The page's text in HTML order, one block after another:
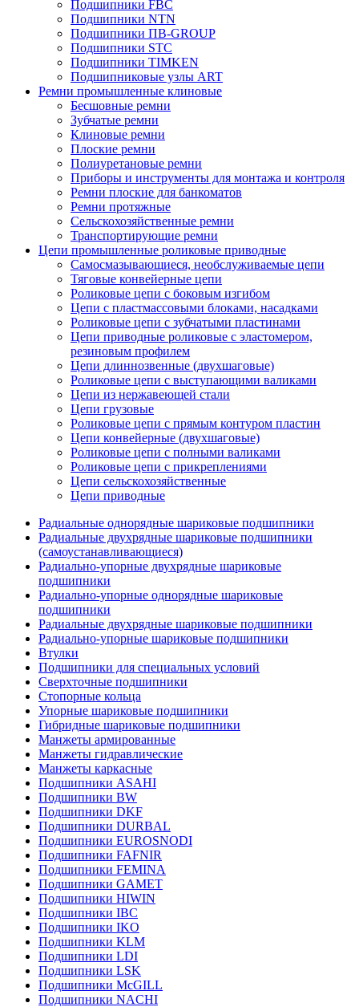
Подшипники FBC
Подшипники NTN
Подшипники ПВ-GROUP
Подшипники STC
Подшипники TIMKEN
Подшипниковые узлы ART
Ремни промышленные клиновые
Бесшовные ремни
Зубчатые ремни
Клиновые ремни
Плоские ремни
Полиуретановые ремни
Приборы и инструменты для монтажа и контроля
Ремни плоские для банкоматов
Ремни протяжные
Сельскохозяйственные ремни
Транспортирующие ремни
Цепи промышленные роликовые приводные
Самосмазывающиеся, необслуживаемые цепи
Тяговые конвейерные цепи
Роликовые цепи с боковым изгибом
Цепи с пластмассовыми блоками, насадками
Роликовые цепи с зубчатыми пластинами
Цепи приводные роликовые с эластомером,
резиновым профилем
Цепи длиннозвенные (двухшаговые)
Роликовые цепи с выступающими валиками
Цепи из нержавеющей стали
Цепи грузовые
Роликовые цепи с прямым контуром пластин
Цепи конвейерные (двухшаговые)
Роликовые цепи с полными валиками
Роликовые цепи с прикреплениями
Цепи сельскохозяйственные
Цепи приводные
Радиальные однорядные шариковые подшипники
Радиальные двухрядные шариковые подшипники
(самоустанавливающиеся)
Радиально-упорные двухрядные шариковые
подшипники
Радиально-упорные однорядные шариковые
подшипники
Радиальные двухрядные шариковые подшипники
Радиально-упорные шариковые подшипники
Втулки
Подшипники для специальных условий
Сверхточные подшипники
Стопорные кольца
Упорные шариковые подшипники
Гибридные шариковые подшипники
Манжеты армированные
Манжеты гидравлические
Манжеты каркасные
Подшипники ASAHI
Подшипники BW
Подшипники DKF
Подшипники DURBAL
Подшипники EUROSNODI
Подшипники FAFNIR
Подшипники FEMINA
Подшипники GAMET
Подшипники HIWIN
Подшипники IBC
Подшипники IKO
Подшипники KLM
Подшипники LDI
Подшипники LSK
Подшипники McGILL
Подшипники NACHI